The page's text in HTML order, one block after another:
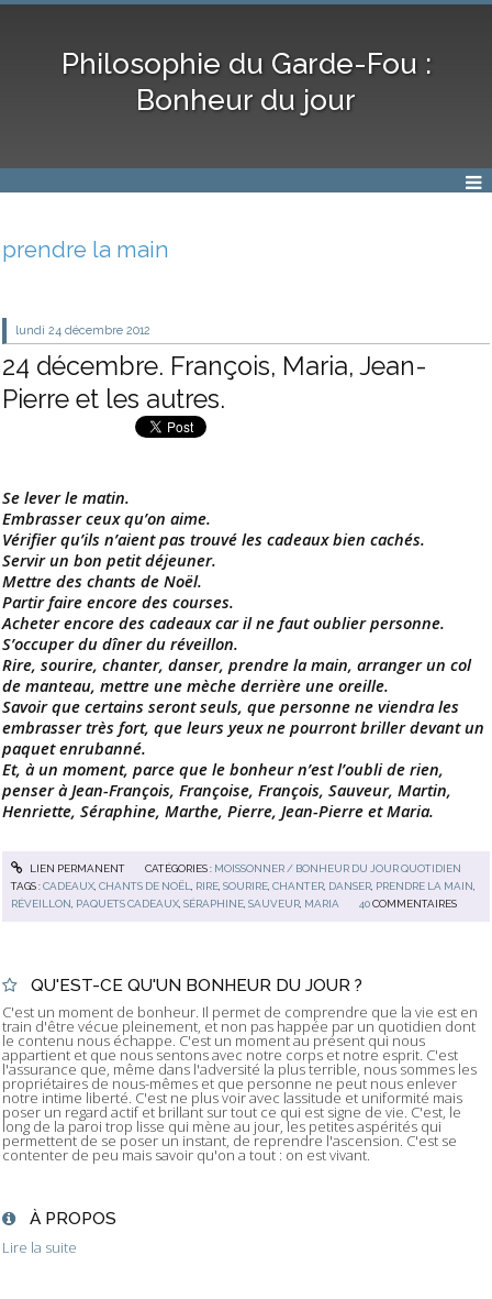
Philosophie du Garde-Fou :
Bonheur du jour
prendre la main
lundi 24 décembre 2012
24 décembre. François, Maria, Jean-
Pierre et les autres.
Se lever le matin.
Embrasser ceux qu’on aime.
Vérifier qu’ils n’aient pas trouvé les cadeaux bien cachés.
Servir un bon petit déjeuner.
Mettre des chants de Noël.
Partir faire encore des courses.
Acheter encore des cadeaux car il ne faut oublier personne.
S’occuper du dîner du réveillon.
Rire, sourire, chanter, danser, prendre la main, arranger un col
de manteau, mettre une mèche derrière une oreille.
Savoir que certains seront seuls, que personne ne viendra les
embrasser très fort, que leurs yeux ne pourront briller devant un
paquet enrubanné.
Et, à un moment, parce que le bonheur n’est l’oubli de rien,
penser à Jean-François, Françoise, François, Sauveur, Martin,
Henriette, Séraphine, Marthe, Pierre, Jean-Pierre et Maria.
LIEN PERMANENT CATÉGORIES : MOISSONNER / BONHEUR DU JOUR QUOTIDIEN
TAGS :CADEAUX ,CHANTS DE NOËL RIRE ,SOURIRE ,CHANTER DANSER PRENDRE LA MAIN
RÉVEILLON PAQUETS CADEAUX ,SÉRAPHINE ,SAUVEUR MARIA 40 COMMENTAIRES
QU'EST-CE QU'UN BONHEUR DU JOUR ?
C'est un moment de bonheur. Il permet de comprendre que la vie est en
train d'être vécue pleinement, et non pas happée par un quotidien dont
le contenu nous échappe. C'est un moment au présent qui nous
appartient et que nous sentons avec notre corps et notre esprit. C'est
l'assurance que, même dans l'adversité la plus terrible, nous sommes les
propriétaires de nous-mêmes et que personne ne peut nous enlever
notre intime liberté. C'est ne plus voir avec lassitude et uniformité mais
poser un regard actif et brillant sur tout ce qui est signe de vie. C'est, le
long de la paroi trop lisse qui mène au jour, les petites aspérités qui
permettent de se poser un instant, de reprendre l'ascension. C'est se
contenter de peu mais savoir qu'on a tout : on est vivant.
À PROPOS
Lire la suite